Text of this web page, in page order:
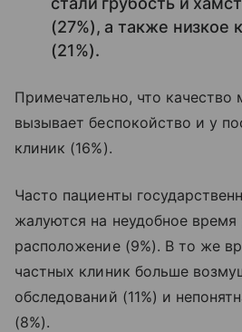
(27%), а также низкое
(21%).
Примечательно, что качество
вызывает беспокойство и у
клиник (16%).
Часто пациенты
жалуются на неудобное время
расположение (9%). В то же
частных клиник больше
обследований (11%) и
(8%).